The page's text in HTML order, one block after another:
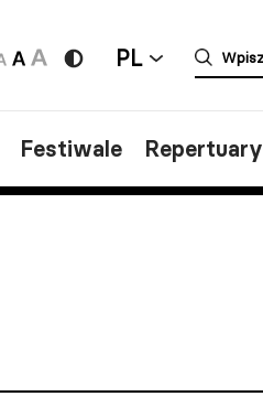
PL
Festiwale Repertuary